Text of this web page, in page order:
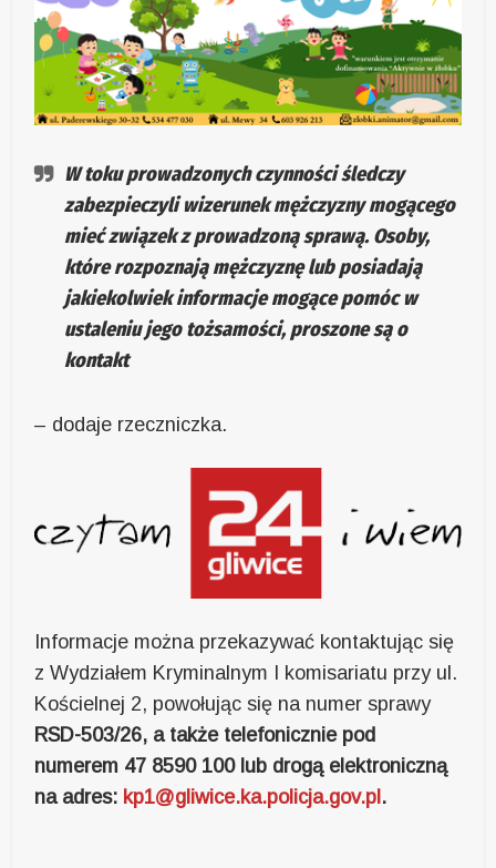
W toku prowadzonych czynności śledczy
zabezpieczyli wizerunek mężczyzny mogącego
mieć związek z prowadzoną sprawą. Osoby,
które rozpoznają mężczyznę lub posiadają
jakiekolwiek informacje mogące pomóc w
ustaleniu jego tożsamości, proszone są o
kontakt
– dodaje rzeczniczka.
Informacje można przekazywać kontaktując się
z Wydziałem Kryminalnym I komisariatu przy ul.
Kościelnej 2, powołując się na numer sprawy
RSD-503/26, a także telefonicznie pod
numerem 47 8590 100 lub drogą elektroniczną
na adres: kp1@gliwice.ka.policja.gov.pl .